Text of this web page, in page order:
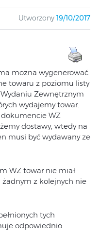
Utworzony 19/10/2017
można wygenerować
towaru z poziomu listy
Zewnętrznym
wydajemy towar.
WZ
dostawy, wtedy na
musi być wydawany ze
WZ towar nie miał
z kolejnych nie
tych
odpowiednio